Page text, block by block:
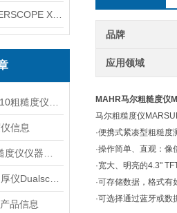
信息
品信息
品牌
应用领域
MAHR马尔粗糙度仪
马尔粗糙度仪
·便携式紧凑型粗糙度
·操作简单、直观：
·宽大、明亮的4.3"
·可存储数据，格式有
·可选择通过蓝牙或